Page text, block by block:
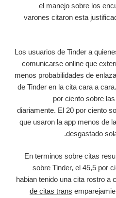
el manejo sobre los
varones citaron esta
Los usuarios de Tinder a
comunicarse online que
menos probabilidades de
de Tinder en la cita cara a
por ciento sobre
diariamente. El 20 por ciento
que usaron la app menos de
desgastado
En terminos sobre citas
sobre Tinder, el 45,5 por
habian tenido una cita rostro a
de citas trans